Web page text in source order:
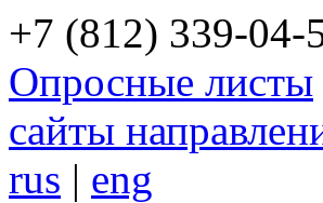
+7 (812) 339-04-
Опросные листы
сайты
rus | eng